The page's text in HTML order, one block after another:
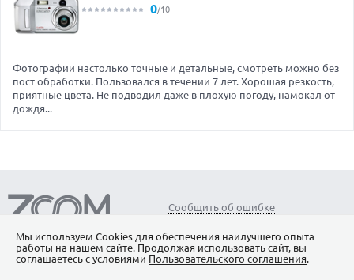
0/10
Фотографии настолько точные и детальные, смотреть можно без
пост обработки. Пользовался в течении 7 лет. Хорошая резкость,
приятные цвета. Не подводил даже в плохую погоду, намокал от
дождя...
Об издании
Реклама
Вакансии
Контакты
Сообщить об ошибке
Все права защищены ©1995 – 2026
Мы используем Сookies для обеспечения наилучшего опыта
работы на нашем сайте. Продолжая использовать сайт, вы
соглашаетесь с условиями Пользовательского соглашения.